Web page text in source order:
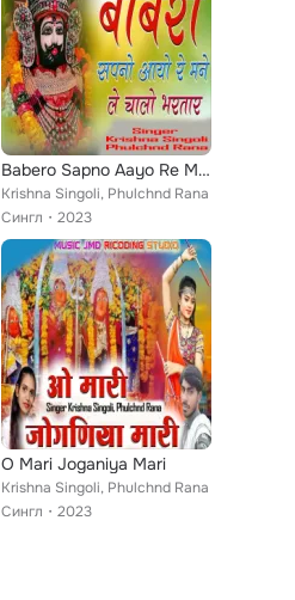
Babero Sapno Aayo Re Mane Le Chalo Bhartar
Krishna Singoli, Phulchnd Rana
Сингл
2023
O Mari Joganiya Mari
Krishna Singoli, Phulchnd Rana
Сингл
2023